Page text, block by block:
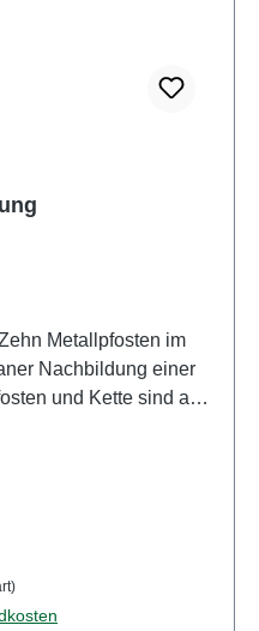
Metallpfosten im
Nachbildung einer
und Kette sind aus
JahrenWEEE-Nr.: DE